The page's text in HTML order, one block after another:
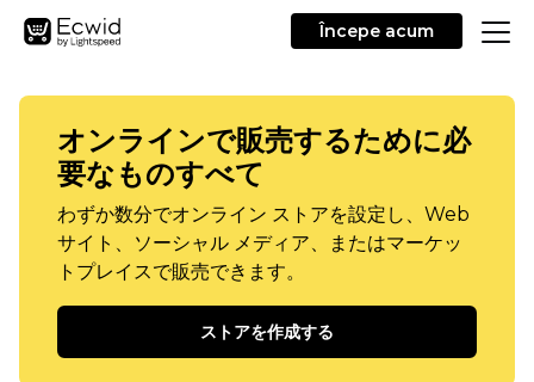
Începe acum
オンラインで販売するために必
要なものすべて
わずか数分でオンライン ストアを設定し、Web
サイト、ソーシャル メディア、またはマーケッ
トプレイスで販売できます。
ストアを作成する